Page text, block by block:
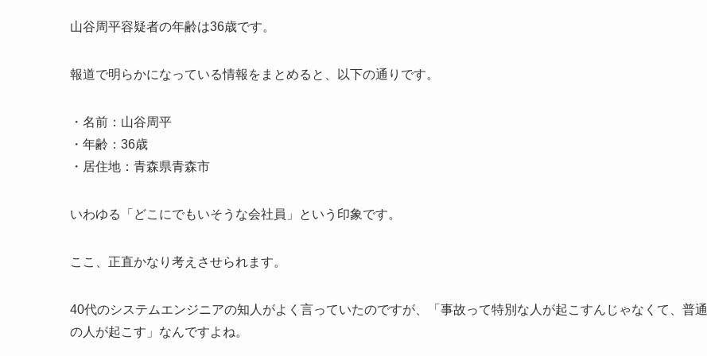
山谷周平容疑者の年齢は36歳です。
報道で明らかになっている情報をまとめると、以下の通りです。
・名前：山谷周平
・年齢：36歳
・居住地：青森県青森市
いわゆる「どこにでもいそうな会社員」という印象です。
ここ、正直かなり考えさせられます。
40代のシステムエンジニアの知人がよく言っていたのですが、「事故って特別な人が起こすんじゃなくて、普通
の人が起こす」なんですよね。